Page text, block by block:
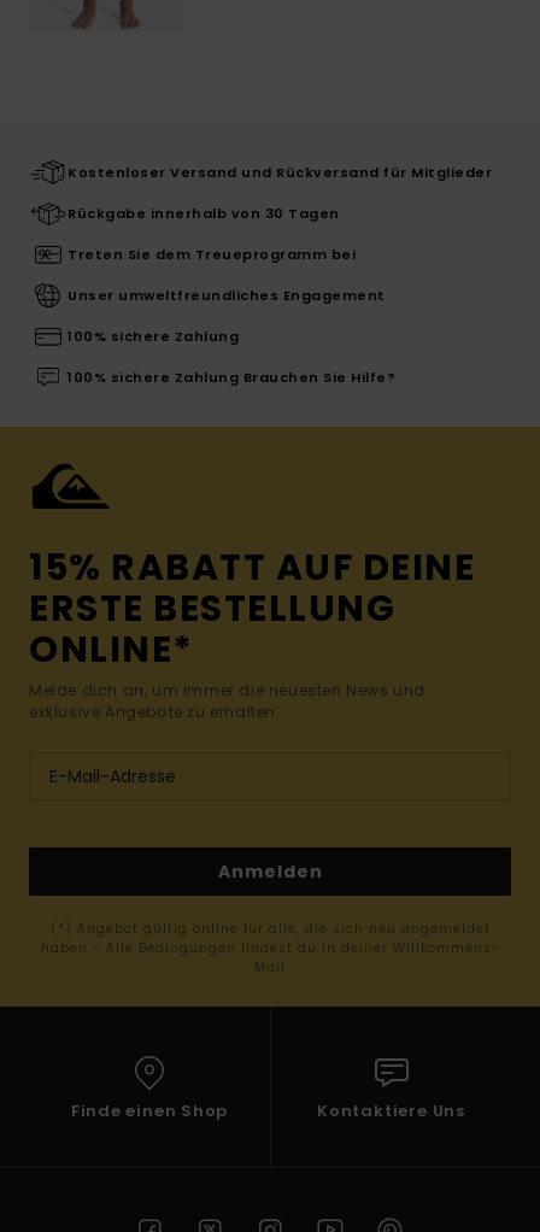
Kostenloser Versand und Rückversand für Mitglieder
Rückgabe innerhalb von 30 Tagen
Treten Sie dem Treueprogramm bei
Unser umweltfreundliches Engagement
100% sichere Zahlung
100% sichere Zahlung Brauchen Sie Hilfe?
15% RABATT AUF DEINE
ERSTE BESTELLUNG
ONLINE*
Melde dich an, um immer die neuesten News und
exklusive Angebote zu erhalten.
Anmelden
(*) Angebot gültig online für alle, die sich neu angemeldet
haben - Alle Bedingungen findest du in deiner Willkommens-
Mail
Finde einen Shop Kontaktiere Uns